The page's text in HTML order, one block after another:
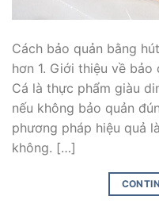
Cách bảo quản bằng
hơn 1. Giới thiệu về
Cá là thực phẩm giàu
nếu không bảo quản
phương pháp hiệu quả
không. […]